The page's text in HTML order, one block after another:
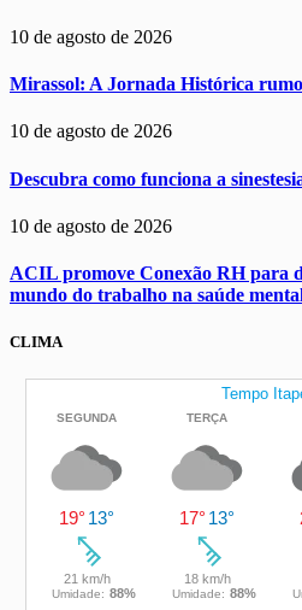
10 de agosto de 2026
Mirassol: A Jornada Histórica
10 de agosto de 2026
Descubra como funciona a
10 de agosto de 2026
ACIL promove Conexão RH para
mundo do trabalho na saúde
CLIMA